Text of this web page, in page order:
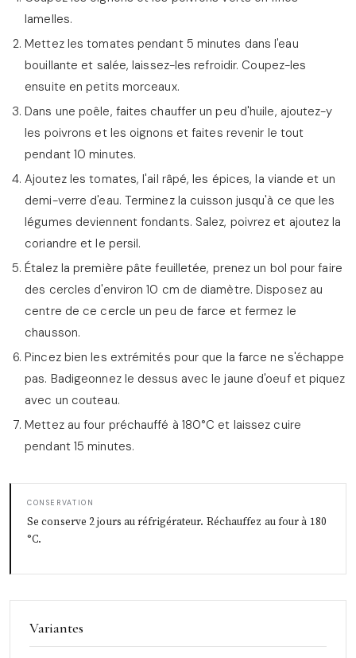
lamelles.
Mettez les tomates pendant 5 minutes dans l'eau
bouillante et salée, laissez-les refroidir. Coupez-les
ensuite en petits morceaux.
Dans une poêle, faites chauffer un peu d'huile, ajoutez-y
les poivrons et les oignons et faites revenir le tout
pendant 10 minutes.
Ajoutez les tomates, l'ail râpé, les épices, la viande et un
demi-verre d'eau. Terminez la cuisson jusqu'à ce que les
légumes deviennent fondants. Salez, poivrez et ajoutez la
coriandre et le persil.
Étalez la première pâte feuilletée, prenez un bol pour faire
des cercles d'environ 10 cm de diamètre. Disposez au
centre de ce cercle un peu de farce et fermez le
chausson.
Pincez bien les extrémités pour que la farce ne s'échappe
pas. Badigeonnez le dessus avec le jaune d'oeuf et piquez
avec un couteau.
Mettez au four préchauffé à 180°C et laissez cuire
pendant 15 minutes.
CONSERVATION
Se conserve 2 jours au réfrigérateur. Réchauffez au four à 180
°C.
Variantes